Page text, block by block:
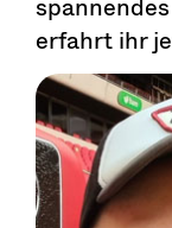
erfahrt ihr